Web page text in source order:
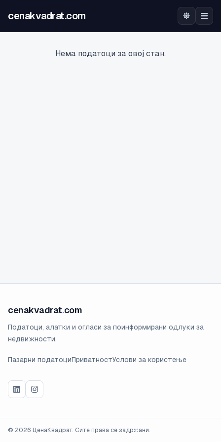
cenakvadrat.com
Нема податоци за овој стан.
cenakvadrat.com
Податоци, алатки и огласи за поинформирани одлуки за
недвижности.
Пазарни податоциПриватностУслови за користење
© 2026 ЦенаКвадрат. Сите права се задржани.